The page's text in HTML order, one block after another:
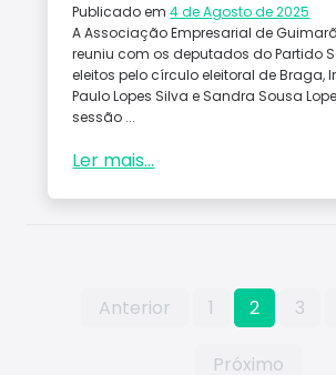
Publicado em4 de Agosto de 2025
A Associação Empresarial de
reuniu com os deputados do Partido
eleitos pelo círculo eleitoral de Braga,
Paulo Lopes Silva e Sandra Sousa
sessão ...
Ler mais...
Paginação
Anterior 1 2 3
Próximo